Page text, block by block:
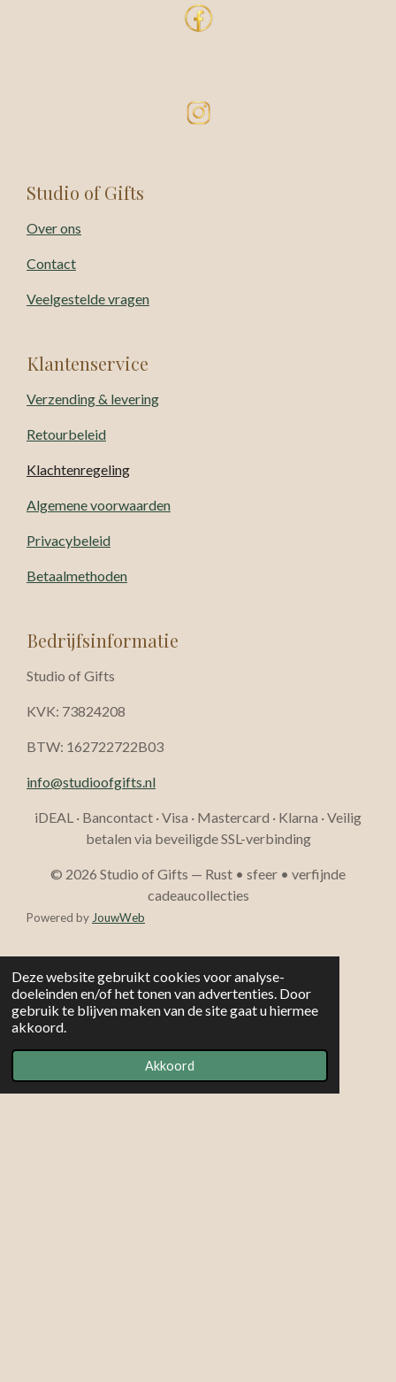
Deze website gebruikt cookies voor analyse-
doeleinden en/of het tonen van advertenties. Door
gebruik te blijven maken van de site gaat u hiermee
akkoord.
Akkoord
Studio of Gifts
Over ons
Contact
Veelgestelde vragen
Klantenservice
Verzending & levering
Retourbeleid
Klachtenregeling
Algemene voorwaarden
Privacybeleid
Betaalmethoden
Bedrijfsinformatie
Studio of Gifts
KVK: 73824208
BTW: 162722722B03
info@studioofgifts.nl
iDEAL · Bancontact · Visa · Mastercard · Klarna · Veilig
betalen via beveiligde SSL-verbinding
© 2026 Studio of Gifts — Rust • sfeer • verfijnde
cadeaucollecties
Powered by JouwWeb